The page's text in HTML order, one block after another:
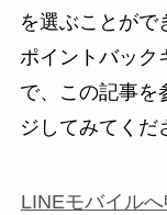
を選ぶことがで
ポイントバック
で、この記事を
ジしてみてくだ
LINEモバイル